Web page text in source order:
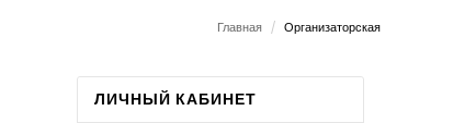
Главная / Организаторская
ЛИЧНЫЙ КАБИНЕТ